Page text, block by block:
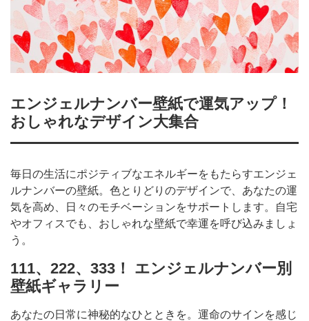
エンジェルナンバー壁紙で運気アップ！
おしゃれなデザイン大集合
毎日の生活にポジティブなエネルギーをもたらすエンジェ
ルナンバーの壁紙。色とりどりのデザインで、あなたの運
気を高め、日々のモチベーションをサポートします。自宅
やオフィスでも、おしゃれな壁紙で幸運を呼び込みましょ
う。
111、222、333！ エンジェルナンバー別
壁紙ギャラリー
あなたの日常に神秘的なひとときを。運命のサインを感じ